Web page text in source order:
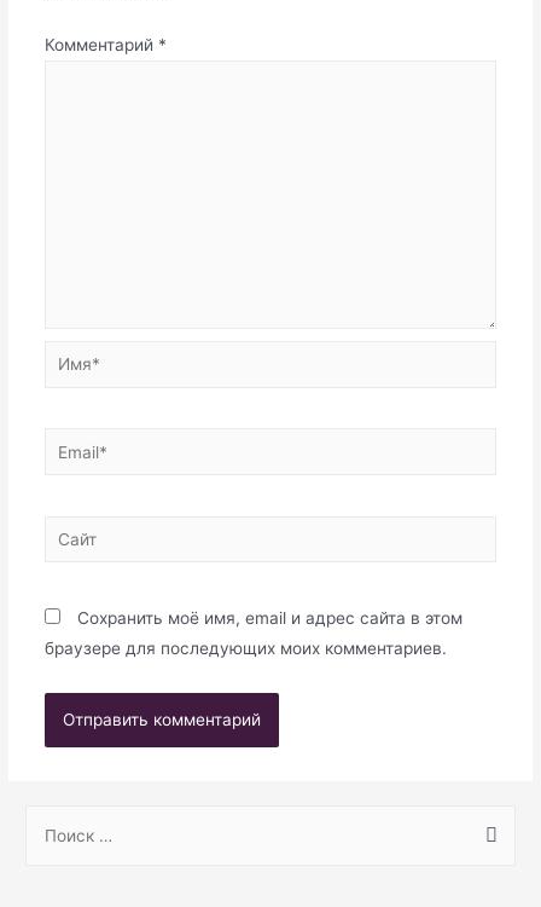
Комментарий *
Имя*
Email*
Сайт
Сохранить моё имя, email и адрес сайта в этом
браузере для последующих моих комментариев.